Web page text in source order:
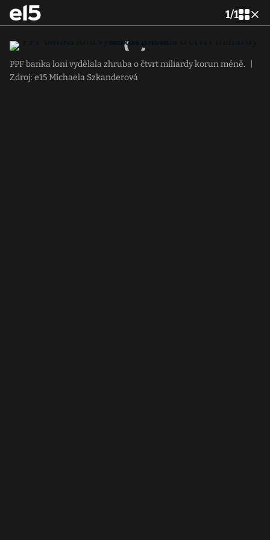
1/1
PPF banka loni vydělala zhruba o čtvrt miliardy korun méně.
Zdroj: e15 Michaela Szkanderová